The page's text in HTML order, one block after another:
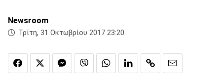
Newsroom
Τρίτη, 31 Οκτωβρίου 2017 23:20